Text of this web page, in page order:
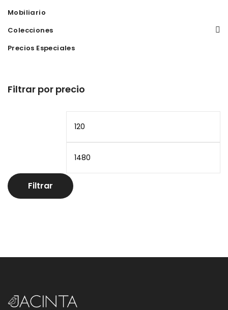
Mobiliario
Colecciones
Precios Especiales
Filtrar por precio
Filtrar